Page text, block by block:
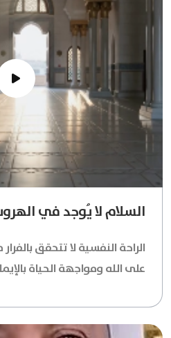
السلام لا يُوجد في
الراحة النفسية لا تتحقق
على الله ومواجهة الحياة